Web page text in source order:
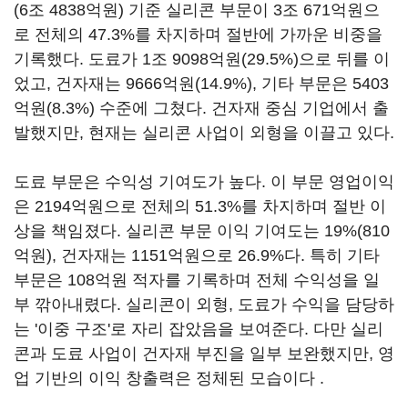
(6조 4838억원) 기준 실리콘 부문이 3조 671억원으
로 전체의 47.3%를 차지하며 절반에 가까운 비중을
기록했다. 도료가 1조 9098억원(29.5%)으로 뒤를 이
었고, 건자재는 9666억원(14.9%), 기타 부문은 5403
억원(8.3%) 수준에 그쳤다. 건자재 중심 기업에서 출
발했지만, 현재는 실리콘 사업이 외형을 이끌고 있다.
도료 부문은 수익성 기여도가 높다. 이 부문 영업이익
은 2194억원으로 전체의 51.3%를 차지하며 절반 이
상을 책임졌다. 실리콘 부문 이익 기여도는 19%(810
억원), 건자재는 1151억원으로 26.9%다. 특히 기타
부문은 108억원 적자를 기록하며 전체 수익성을 일
부 깎아내렸다. 실리콘이 외형, 도료가 수익을 담당하
는 '이중 구조'로 자리 잡았음을 보여준다. 다만 실리
콘과 도료 사업이 건자재 부진을 일부 보완했지만, 영
업 기반의 이익 창출력은 정체된 모습이다 .